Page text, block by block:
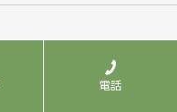
電話